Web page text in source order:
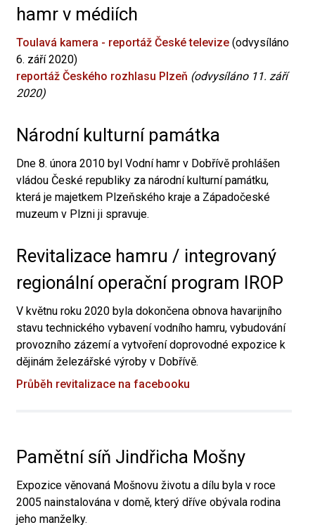
hamr v médiích
Toulavá kamera - reportáž České televize (odvysíláno
6. září 2020)
reportáž Českého rozhlasu Plzeň (odvysíláno 11. září
2020)
Národní kulturní památka
Dne 8. února 2010 byl Vodní hamr v Dobřívě prohlášen
vládou České republiky za národní kulturní památku,
která je majetkem Plzeňského kraje a Západočeské
muzeum v Plzni ji spravuje.
Revitalizace hamru / integrovaný
regionální operační program IROP
V květnu roku 2020 byla dokončena obnova havarijního
stavu technického vybavení vodního hamru, vybudování
provozního zázemí a vytvoření doprovodné expozice k
dějinám železářské výroby v Dobřívě.
Průběh revitalizace na facebooku
Pamětní síň Jindřicha Mošny
Expozice věnovaná Mošnovu životu a dílu byla v roce
2005 nainstalována v domě, který dříve obývala rodina
jeho manželky.